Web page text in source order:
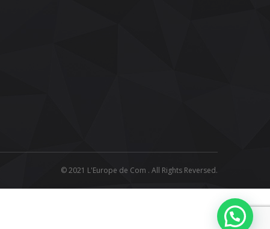
© 2021 L'Europe de Com . All Rights Reversed.